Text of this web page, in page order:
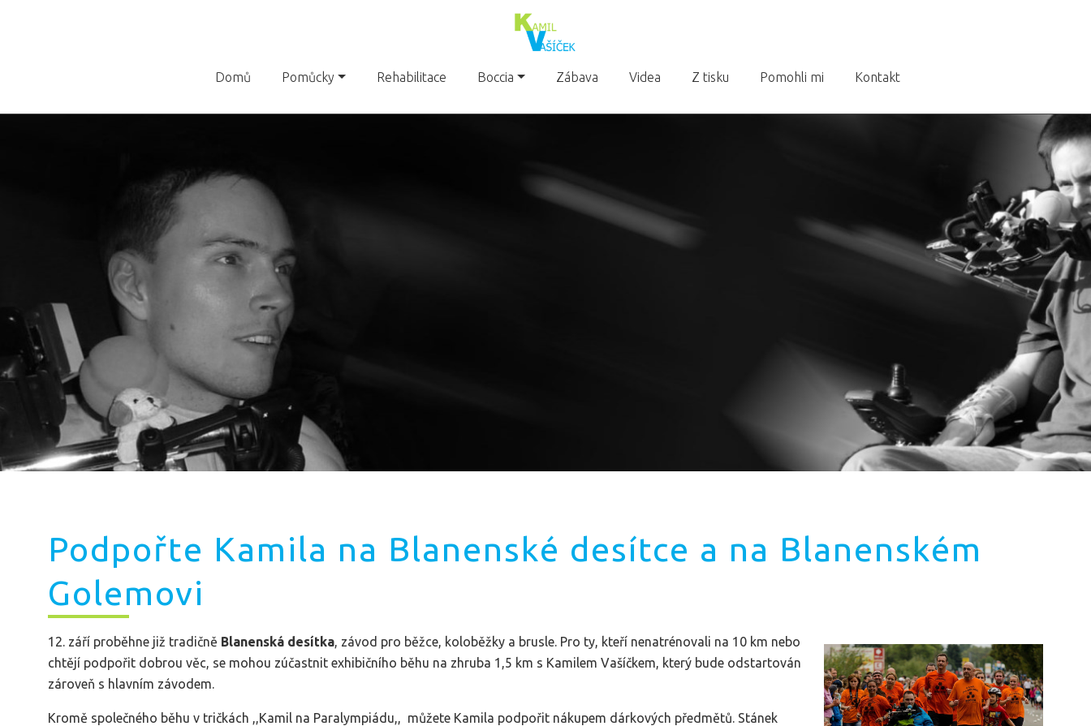
Domů Pomůcky Rehabilitace Boccia Zábava Videa Z tisku Pomohli mi Kontakt
Podpořte Kamila na Blanenské desítce a na Blanenském
Golemovi
​12. září proběhne již tradičně Blanenská desítka, závod pro běžce, koloběžky a brusle. Pro ty, kteří nenatrénovali na 10 km nebo
chtějí podpořit dobrou věc, se mohou zúčastnit exhibičního běhu na zhruba 1,5 km s Kamilem Vašíčkem, který bude odstartován
zároveň s hlavním závodem.
Kromě společného běhu v tričkách ,,Kamil na Paralympiádu,, můžete Kamila podpořit nákupem dárkových předmětů. Stánek